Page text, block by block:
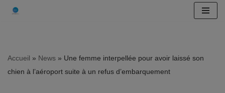
contenu
Accueil » News » Une femme interpellée pour avoir laissé son
chien à l’aéroport suite à un refus d’embarquement